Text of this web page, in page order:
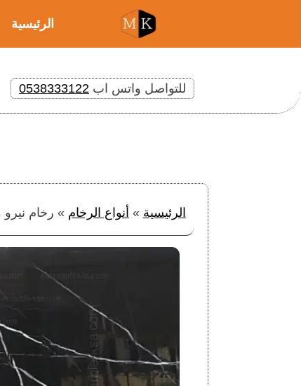
الرئيسية
للتواصل واتس اب 0538333122
الرئيسية » أنواع الرخام » رخام نيرو